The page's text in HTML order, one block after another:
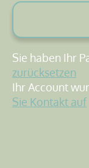
Sie haben Ihr
zurücksetzen
Ihr Account
Sie Kontakt auf